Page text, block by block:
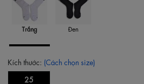
Đen
Trắng
Kích thước: (Cách chọn size)
25